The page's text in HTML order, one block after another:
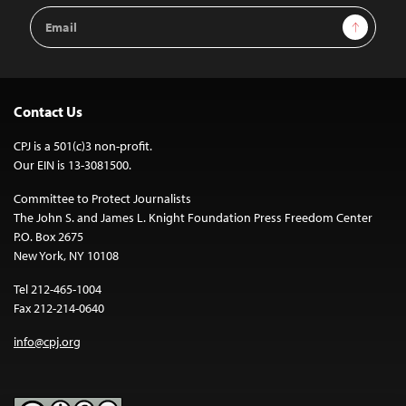
Email
Address
Sign Up
Contact Us
CPJ is a 501(c)3 non-profit.
Our EIN is 13-3081500.
Committee to Protect Journalists
The John S. and James L. Knight Foundation Press Freedom Center
P.O. Box 2675
New York, NY 10108
Tel 212-465-1004
Fax 212-214-0640
info@cpj.org